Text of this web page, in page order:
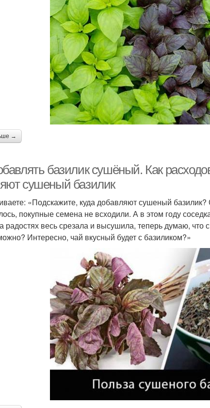
→
базилик сушёный. Как
сушеный базилик
«Подскажите, куда добавляют сушеный базилик?
покупные семена не всходили. А в этом году
радостях весь срезала и высушила, теперь думаю, что
Интересно, чай вкусный будет с базиликом?»